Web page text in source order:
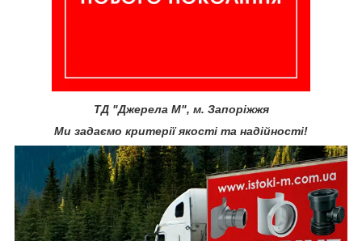
ТД "Джерела М", м. Запоріжжя
Ми задаємо критерії якості та надійності!